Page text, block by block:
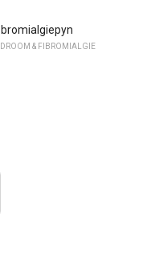
& FIBROMIALGIE